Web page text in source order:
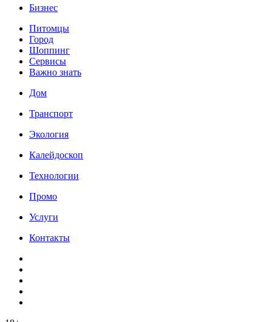
Бизнес
Питомцы
Город
Шоппинг
Сервисы
Важно знать
Дом
Транспорт
Экология
Калейдоскоп
Технологии
Промо
Услуги
Контакты